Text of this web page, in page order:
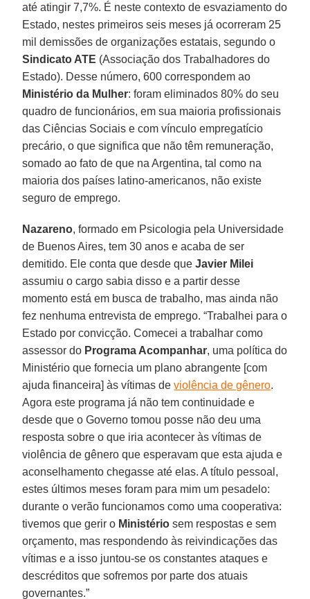
até atingir 7,7%. É neste contexto de esvaziamento do
Estado, nestes primeiros seis meses já ocorreram 25
mil demissões de organizações estatais, segundo o
Sindicato ATE (Associação dos Trabalhadores do
Estado). Desse número, 600 correspondem ao
Ministério da Mulher: foram eliminados 80% do seu
quadro de funcionários, em sua maioria profissionais
das Ciências Sociais e com vínculo empregatício
precário, o que significa que não têm remuneração,
somado ao fato de que na Argentina, tal como na
maioria dos países latino-americanos, não existe
seguro de emprego.
Nazareno, formado em Psicologia pela Universidade
de Buenos Aires, tem 30 anos e acaba de ser
demitido. Ele conta que desde queJavier Milei
assumiu o cargo sabia disso e a partir desse
momento está em busca de trabalho, mas ainda não
fez nenhuma entrevista de emprego. “Trabalhei para o
Estado por convicção. Comecei a trabalhar como
assessor do Programa Acompanhar, uma política do
Ministério que fornecia um plano abrangente [com
ajuda financeira] às vítimas deviolência de gênero.
Agora este programa já não tem continuidade e
desde que o Governo tomou posse não deu uma
resposta sobre o que iria acontecer às vítimas de
violência de gênero que esperavam que esta ajuda e
aconselhamento chegasse até elas. A título pessoal,
estes últimos meses foram para mim um pesadelo:
durante o verão funcionamos como uma cooperativa:
tivemos que gerir o Ministério sem respostas e sem
orçamento, mas respondendo às reivindicações das
vítimas e a isso juntou-se os constantes ataques e
descréditos que sofremos por parte dos atuais
governantes.”